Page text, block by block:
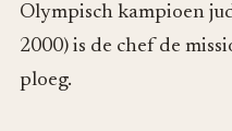
Olympisch kampioen
2000) is de chef de
ploeg.